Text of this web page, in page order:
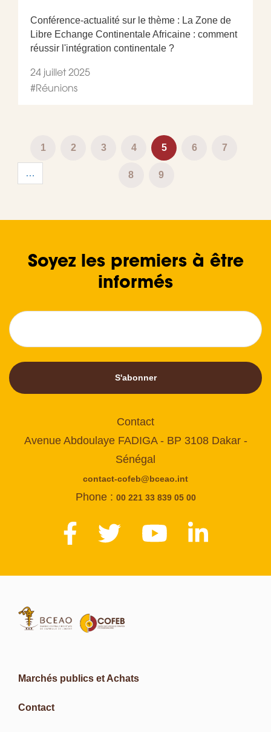
Conférence-actualité sur le thème : La Zone de
Libre Echange Continentale Africaine : comment
réussir l'intégration continentale ?
24 juillet 2025
#Réunions
Page
1 Page
2 Page
3 Page
4 Page
courante
5 Page
6 Page
7
Page
8 Page
9
…
Soyez les premiers à être
informés
S'abonner
Contact
Avenue Abdoulaye FADIGA - BP 3108 Dakar -
Sénégal
contact-cofeb@bceao.int
Phone : 00 221 33 839 05 00
Marchés publics et Achats
Contact